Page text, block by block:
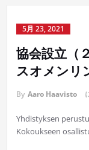
5月 23, 2021
協会設立（
スオメンリ
By Aaro Haavisto
Yhdistyksen
Kokoukseen